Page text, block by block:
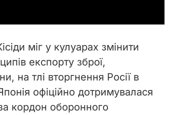
i
d
e
міг у кулуарах змінити
експорту зброї,
на тлі вторгнення Росії в
офіційно дотримувалася
кордон оборонного